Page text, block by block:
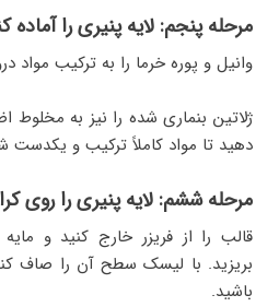
مرحله پنجم: لایه پنیری را آماده
وانیل و پوره خرما را به ترکیب مواد
ژلاتین بنماری شده را نیز به مخلوط
دهید تا مواد کاملاً ترکیب و یکدست
مرحله ششم: لایه پنیری را روی
قالب را از فریزر خارج کنید و
بریزید. با لیسک سطح آن را صاف
باشید.